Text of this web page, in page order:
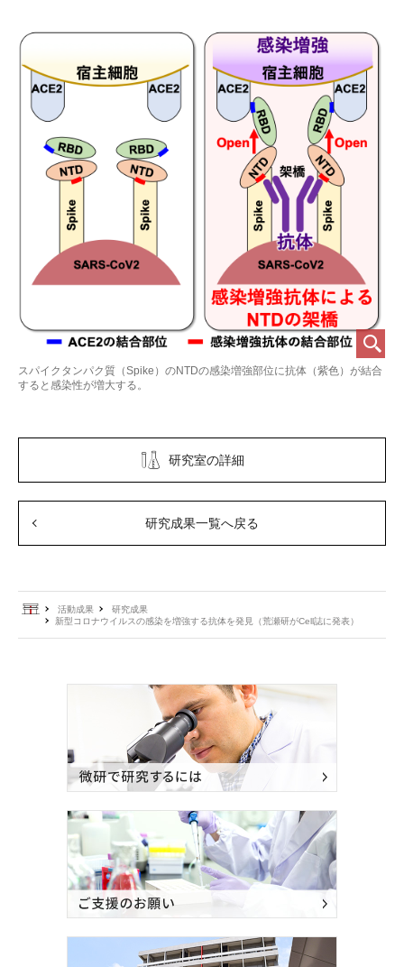
スパイクタンパク質（Spike）のNTDの感染増強部位に抗体（紫色）が結合
すると感染性が増大する。
研究室の詳細
研究成果一覧へ戻る
ホーム活動成果
研究成果
新型コロナウイルスの感染を増強する抗体を発見（荒瀬研がCell誌に発表）